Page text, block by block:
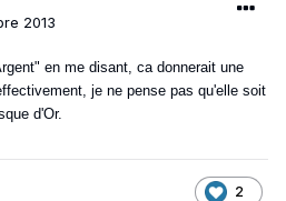
2013
en me disant, ca donnerait une
je ne pense pas qu'elle soit
d'Or.
2